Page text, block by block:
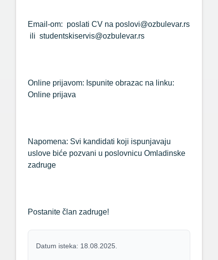
Email-om: poslati CV na poslovi@ozbulevar.rs
ili studentskiservis@ozbulevar.rs
Online prijavom: Ispunite obrazac na linku:
Online prijava
Napomena: Svi kandidati koji ispunjavaju
uslove biće pozvani u poslovnicu Omladinske
zadruge
Postanite član zadruge!
Datum isteka: 18.08.2025.